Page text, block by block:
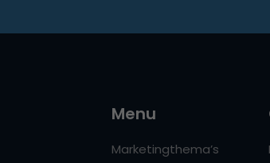
Menu
Marketingthema’s